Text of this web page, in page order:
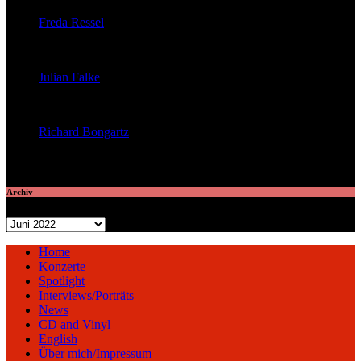
Freda Ressel
Julian Falke
Richard Bongartz
Archiv
Archiv
Home
Konzerte
Spotlight
Interviews/Porträts
News
CD and Vinyl
English
Über mich/Impressum